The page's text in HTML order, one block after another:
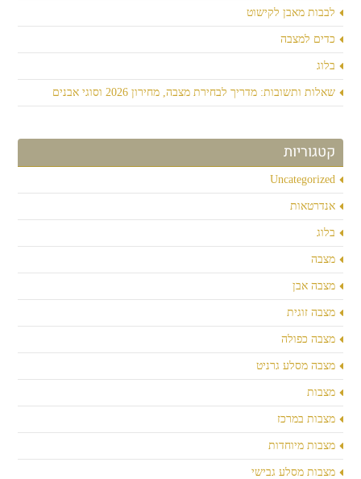
לבבות מאבן לקישוט
כדים למצבה
בלוג
שאלות ותשובות: מדריך לבחירת מצבה, מחירון 2026 וסוגי אבנים
קטגוריות
Uncategorized
אנדרטאות
בלוג
מצבה
מצבה אבן
מצבה זוגית
מצבה כפולה
מצבה מסלע גרניט
מצבות
מצבות במרכז
מצבות מיוחדות
מצבות מסלע גבישי